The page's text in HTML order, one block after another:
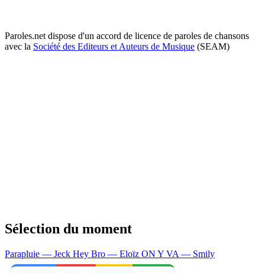
Paroles.net dispose d'un accord de licence de paroles de chansons
avec la Société des Editeurs et Auteurs de Musique (SEAM)
Sélection du moment
Parapluie — Jeck Hey Bro — Eloïz ON Y VA — Smily